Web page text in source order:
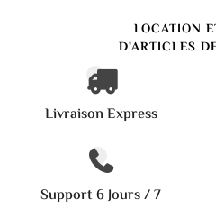
LOCATION
D'ARTICLES
Livraison Express
Support 6 Jours / 7